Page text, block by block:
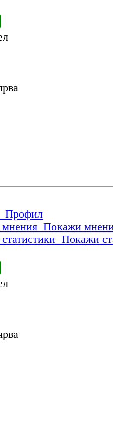
Профил
Покажи
Покажи